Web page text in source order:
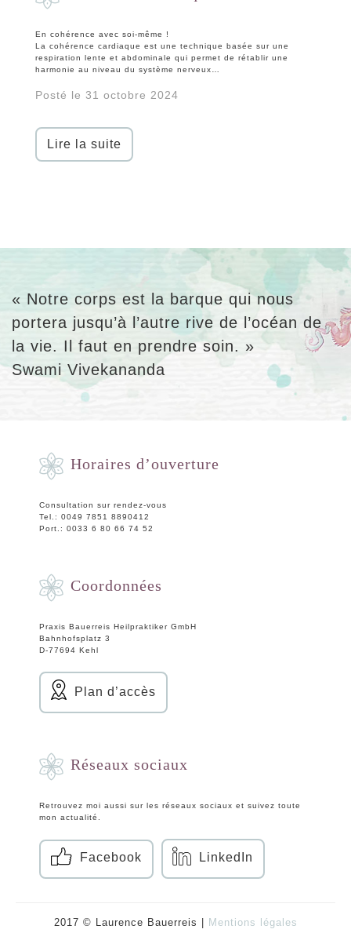
En cohérence avec soi-même !
La cohérence cardiaque est une technique basée sur une
respiration lente et abdominale qui permet de rétablir une
harmonie au niveau du système nerveux…
Posté le 31 octobre 2024
Lire la suite
« Notre corps est la barque qui nous
portera jusqu’à l’autre rive de l’océan de
la vie. Il faut en prendre soin. »
Swami Vivekananda
Horaires d’ouverture
Consultation sur rendez-vous
Tel.: 0049 7851 8890412
Port.: 0033 6 80 66 74 52
Coordonnées
Praxis Bauerreis Heilpraktiker GmbH
Bahnhofsplatz 3
D-77694 Kehl
Plan d’accès
Réseaux sociaux
Retrouvez moi aussi sur les réseaux sociaux et suivez toute
mon actualité.
Facebook LinkedIn
2017 © Laurence Bauerreis Mentions légales